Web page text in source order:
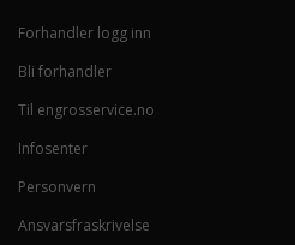
Forhandler logg inn
Bli forhandler
Til engrosservice.no
Infosenter
Personvern
Ansvarsfraskrivelse